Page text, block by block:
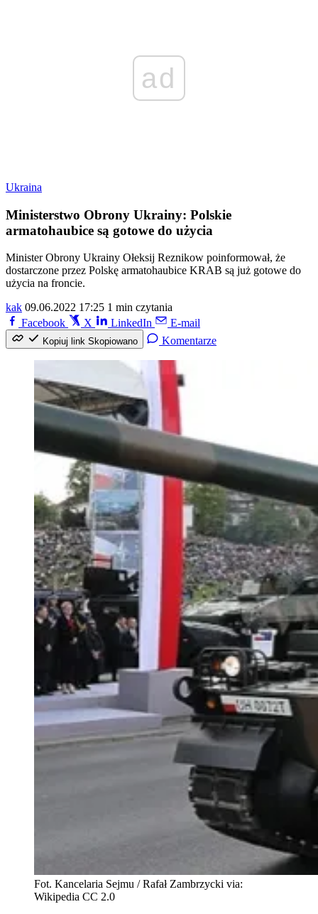
ad
Ukraina
Ministerstwo Obrony Ukrainy: Polskie
armatohaubice są gotowe do użycia
Minister Obrony Ukrainy Ołeksij Reznikow poinformował, że
dostarczone przez Polskę armatohaubice KRAB są już gotowe do
użycia na froncie.
kak 09.06.2022 17:25 1 min czytania
Facebook
X LinkedIn E-mail
Kopiuj link Skopiowano Komentarze
Fot. Kancelaria Sejmu / Rafał Zambrzycki via:
Wikipedia CC 2.0